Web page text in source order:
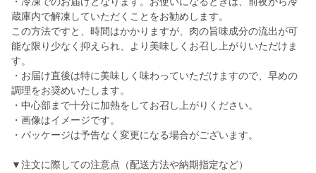
蔵庫内で解凍していただくことをお勧めします。
この方法ですと、時間はかかりますが、肉の旨味成分の流出が可
能な限り少なく抑えられ、より美味しくお召し上がりいただけま
す。
・お届け直後は特に美味しく味わっていただけますので、早めの
調理をお奨めいたします。
・中心部まで十分に加熱をしてお召し上がりください。
・画像はイメージです。
・パッケージは予告なく変更になる場合がございます。
▼注文に際しての注意点（配送方法や納期指定など）